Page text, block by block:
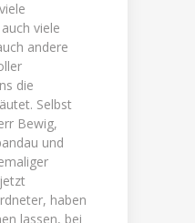
viele
andere
die
Selbst
Bewig,
und
haben
lassen, bei